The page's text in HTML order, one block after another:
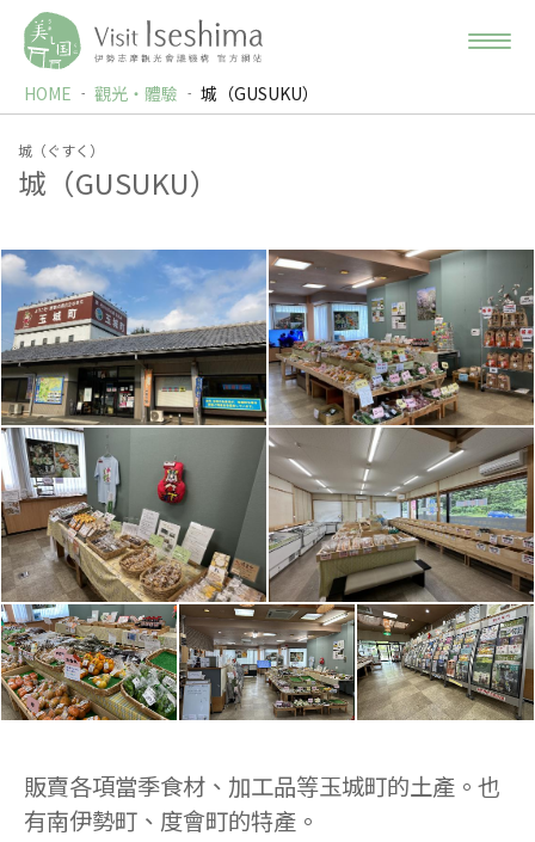
HOME 觀光‧體驗 城（GUSUKU）
城（ぐすく）
城（GUSUKU）
販賣各項當季食材、加工品等玉城町的土產。也
有南伊勢町、度會町的特產。